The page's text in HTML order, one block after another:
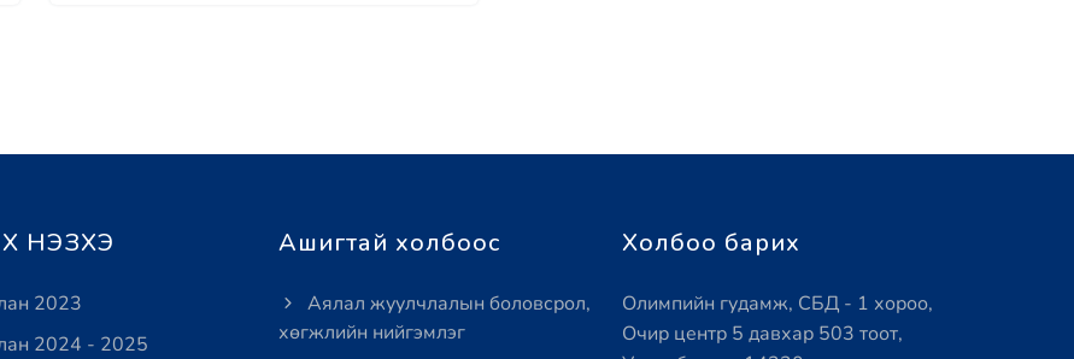
НЭЗХЭ
2023
2024 - 2025
Ашигтай холбоос
Аялал жуулчлалын боловсрол,
хөгжлийн нийгэмлэг
Холбоо барих
Олимпийн гудамж, СБД - 1 хороо,
Очир центр 5 давхар 503 тоот,